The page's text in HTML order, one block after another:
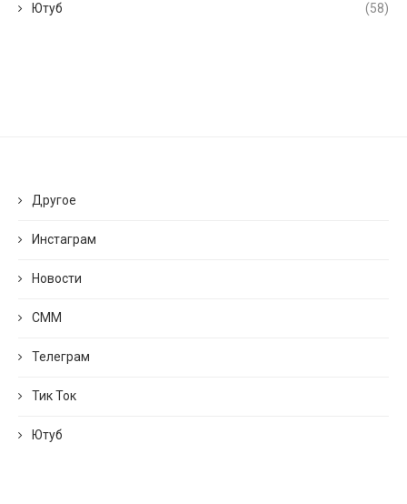
Ютуб (58)
Другое
Инстаграм
Новости
СММ
Телеграм
Тик Ток
Ютуб